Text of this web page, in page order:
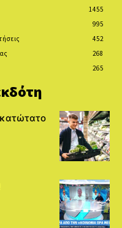
1455
995
452
268
265